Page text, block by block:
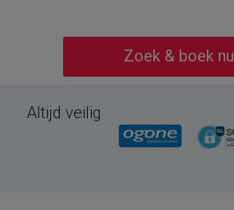
Zoek & boek nu
Altijd veilig